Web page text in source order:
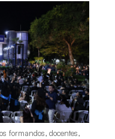
formandos, docentes,